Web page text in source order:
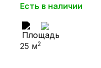
Есть в наличии
25 м2